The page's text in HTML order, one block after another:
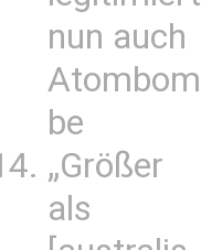
nun auch
Atombom
be
„Größer
als